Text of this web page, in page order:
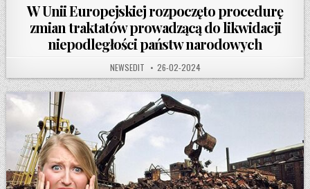
W Unii Europejskiej rozpoczęto procedurę
zmian traktatów prowadzącą do likwidacji
niepodległości państw narodowych
AUTHOR:
NEWSEDIT PUBLISHED DATE:
26-02-2024